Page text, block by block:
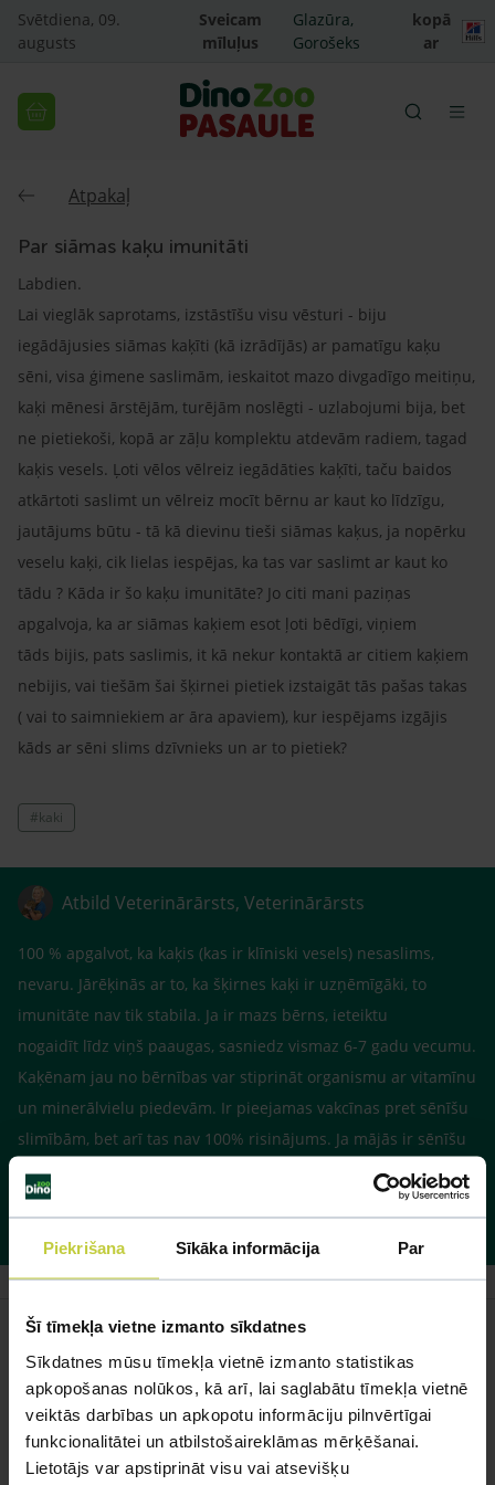
Piekrišana Sīkāka informācija Par
Šī tīmekļa vietne izmanto sīkdatnes
Sīkdatnes mūsu tīmekļa vietnē izmanto statistikas
apkopošanas nolūkos, kā arī, lai saglabātu tīmekļa vietnē
veiktās darbības un apkopotu informāciju pilnvērtīgai
funkcionalitātei un atbilstošaireklāmas mērķēšanai.
Lietotājs var apstiprināt visu vai atsevišķu
Svētdiena, 09.
augusts
Sveicam
mīluļus
Glazūra,
Gorošeks
kopā
ar
Atpakaļ
Par siāmas kaķu imunitāti
Labdien.
Lai vieglāk saprotams, izstāstīšu visu vēsturi - biju
iegādājusies siāmas kaķīti (kā izrādījās) ar pamatīgu kaķu
sēni, visa ģimene saslimām, ieskaitot mazo divgadīgo meitiņu,
kaķi mēnesi ārstējām, turējām noslēgti - uzlabojumi bija, bet
ne pietiekoši, kopā ar zāļu komplektu atdevām radiem, tagad
kaķis vesels. Ļoti vēlos vēlreiz iegādāties kaķīti, taču baidos
atkārtoti saslimt un vēlreiz mocīt bērnu ar kaut ko līdzīgu,
jautājums būtu - tā kā dievinu tieši siāmas kaķus, ja nopērku
veselu kaķi, cik lielas iespējas, ka tas var saslimt ar kaut ko
tādu ? Kāda ir šo kaķu imunitāte? Jo citi mani paziņas
apgalvoja, ka ar siāmas kaķiem esot ļoti bēdīgi, viņiem
tāds bijis, pats saslimis, it kā nekur kontaktā ar citiem kaķiem
nebijis, vai tiešām šai šķirnei pietiek izstaigāt tās pašas takas
( vai to saimniekiem ar āra apaviem), kur iespējams izgājis
kāds ar sēni slims dzīvnieks un ar to pietiek?
#kaki
Atbild Veterinārārsts, Veterinārārsts
100 % apgalvot, ka kaķis (kas ir klīniski vesels) nesaslims,
nevaru. Jārēķinās ar to, ka šķirnes kaķi ir uzņēmīgāki, to
imunitāte nav tik stabila. Ja ir mazs bērns, ieteiktu
nogaidīt līdz viņš paaugas, sasniedz vismaz 6-7 gadu vecumu.
Kaķēnam jau no bērnības var stiprināt organismu ar vitamīnu
un minerālvielu piedevām. Ir pieejamas vakcīnas pret sēnīšu
slimībām, bet arī tas nav 100% risinājums. Ja mājās ir sēnīšu
sporas, tad jāveic pamatīga dezinfekcija, lai kaut nedaudz no
tām atbrīvotos.
Līdzīgi jautājumi
Mūsu eksperti spēs atbildēt uz jebkuru Jūsu jautājumu